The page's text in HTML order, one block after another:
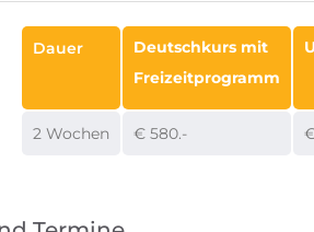
Dauer
Deutschkurs mit
Freizeitprogramm
2 Wochen € 580.-